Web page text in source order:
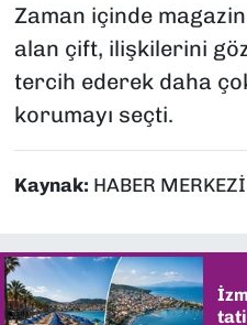
Zaman içinde magazin
alan çift, ilişkilerini
tercih ederek daha
korumayı seçti.
Kaynak: HABER MERKEZİ